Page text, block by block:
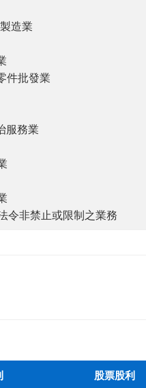
造業
件批發業
服務業
令非禁止或限制之業務
股票股利